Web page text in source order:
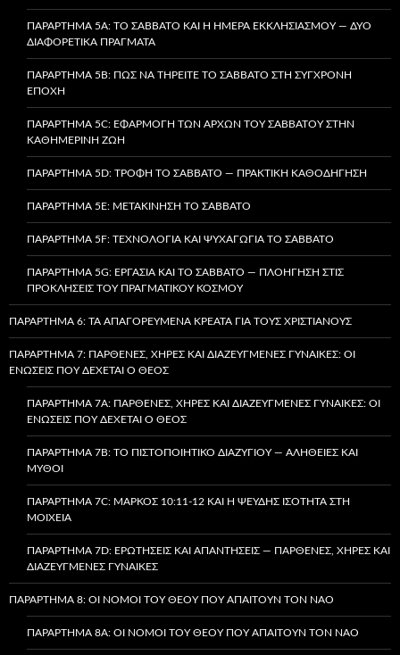
ΠΑΡΆΡΤΗΜΑ 5A: ΤΟ ΣΆΒΒΑΤΟ ΚΑΙ Η ΗΜΈΡΑ ΕΚΚΛΗΣΙΑΣΜΟΎ — ΔΎΟ
ΔΙΑΦΟΡΕΤΙΚΆ ΠΡΆΓΜΑΤΑ
ΠΑΡΆΡΤΗΜΑ 5B: ΠΏΣ ΝΑ ΤΗΡΕΊΤΕ ΤΟ ΣΆΒΒΑΤΟ ΣΤΗ ΣΎΓΧΡΟΝΗ
ΕΠΟΧΉ
ΠΑΡΆΡΤΗΜΑ 5C: ΕΦΑΡΜΟΓΉ ΤΩΝ ΑΡΧΏΝ ΤΟΥ ΣΑΒΒΆΤΟΥ ΣΤΗΝ
ΚΑΘΗΜΕΡΙΝΉ ΖΩΉ
ΠΑΡΆΡΤΗΜΑ 5D: ΤΡΟΦΉ ΤΟ ΣΆΒΒΑΤΟ — ΠΡΑΚΤΙΚΉ ΚΑΘΟΔΉΓΗΣΗ
ΠΑΡΆΡΤΗΜΑ 5E: ΜΕΤΑΚΊΝΗΣΗ ΤΟ ΣΆΒΒΑΤΟ
ΠΑΡΆΡΤΗΜΑ 5F: ΤΕΧΝΟΛΟΓΊΑ ΚΑΙ ΨΥΧΑΓΩΓΊΑ ΤΟ ΣΆΒΒΑΤΟ
ΠΑΡΆΡΤΗΜΑ 5G: ΕΡΓΑΣΊΑ ΚΑΙ ΤΟ ΣΆΒΒΑΤΟ — ΠΛΟΉΓΗΣΗ ΣΤΙΣ
ΠΡΟΚΛΉΣΕΙΣ ΤΟΥ ΠΡΑΓΜΑΤΙΚΟΎ ΚΌΣΜΟΥ
ΠΑΡΆΡΤΗΜΑ 6: ΤΑ ΑΠΑΓΟΡΕΥΜΈΝΑ ΚΡΈΑΤΑ ΓΙΑ ΤΟΥΣ ΧΡΙΣΤΙΑΝΟΎΣ
ΠΑΡΆΡΤΗΜΑ 7: ΠΑΡΘΈΝΕΣ, ΧΉΡΕΣ ΚΑΙ ΔΙΑΖΕΥΓΜΈΝΕΣ ΓΥΝΑΊΚΕΣ: ΟΙ
ΕΝΏΣΕΙΣ ΠΟΥ ΔΈΧΕΤΑΙ Ο ΘΕΌΣ
ΠΑΡΆΡΤΗΜΑ 7A: ΠΑΡΘΈΝΕΣ, ΧΉΡΕΣ ΚΑΙ ΔΙΑΖΕΥΓΜΈΝΕΣ ΓΥΝΑΊΚΕΣ: ΟΙ
ΕΝΏΣΕΙΣ ΠΟΥ ΔΈΧΕΤΑΙ Ο ΘΕΌΣ
ΠΑΡΆΡΤΗΜΑ 7B: ΤΟ ΠΙΣΤΟΠΟΙΗΤΙΚΌ ΔΙΑΖΥΓΊΟΥ — ΑΛΉΘΕΙΕΣ ΚΑΙ
ΜΎΘΟΙ
ΠΑΡΆΡΤΗΜΑ 7C: ΜΆΡΚΟΣ 10:11-12 ΚΑΙ Η ΨΕΥΔΉΣ ΙΣΌΤΗΤΑ ΣΤΗ
ΜΟΙΧΕΊΑ
ΠΑΡΆΡΤΗΜΑ 7D: ΕΡΩΤΉΣΕΙΣ ΚΑΙ ΑΠΑΝΤΉΣΕΙΣ — ΠΑΡΘΈΝΕΣ, ΧΉΡΕΣ ΚΑΙ
ΔΙΑΖΕΥΓΜΈΝΕΣ ΓΥΝΑΊΚΕΣ
ΠΑΡΆΡΤΗΜΑ 8: ΟΙ ΝΌΜΟΙ ΤΟΥ ΘΕΟΎ ΠΟΥ ΑΠΑΙΤΟΎΝ ΤΟΝ ΝΑΌ
ΠΑΡΆΡΤΗΜΑ 8A: ΟΙ ΝΌΜΟΙ ΤΟΥ ΘΕΟΎ ΠΟΥ ΑΠΑΙΤΟΎΝ ΤΟΝ ΝΑΌ